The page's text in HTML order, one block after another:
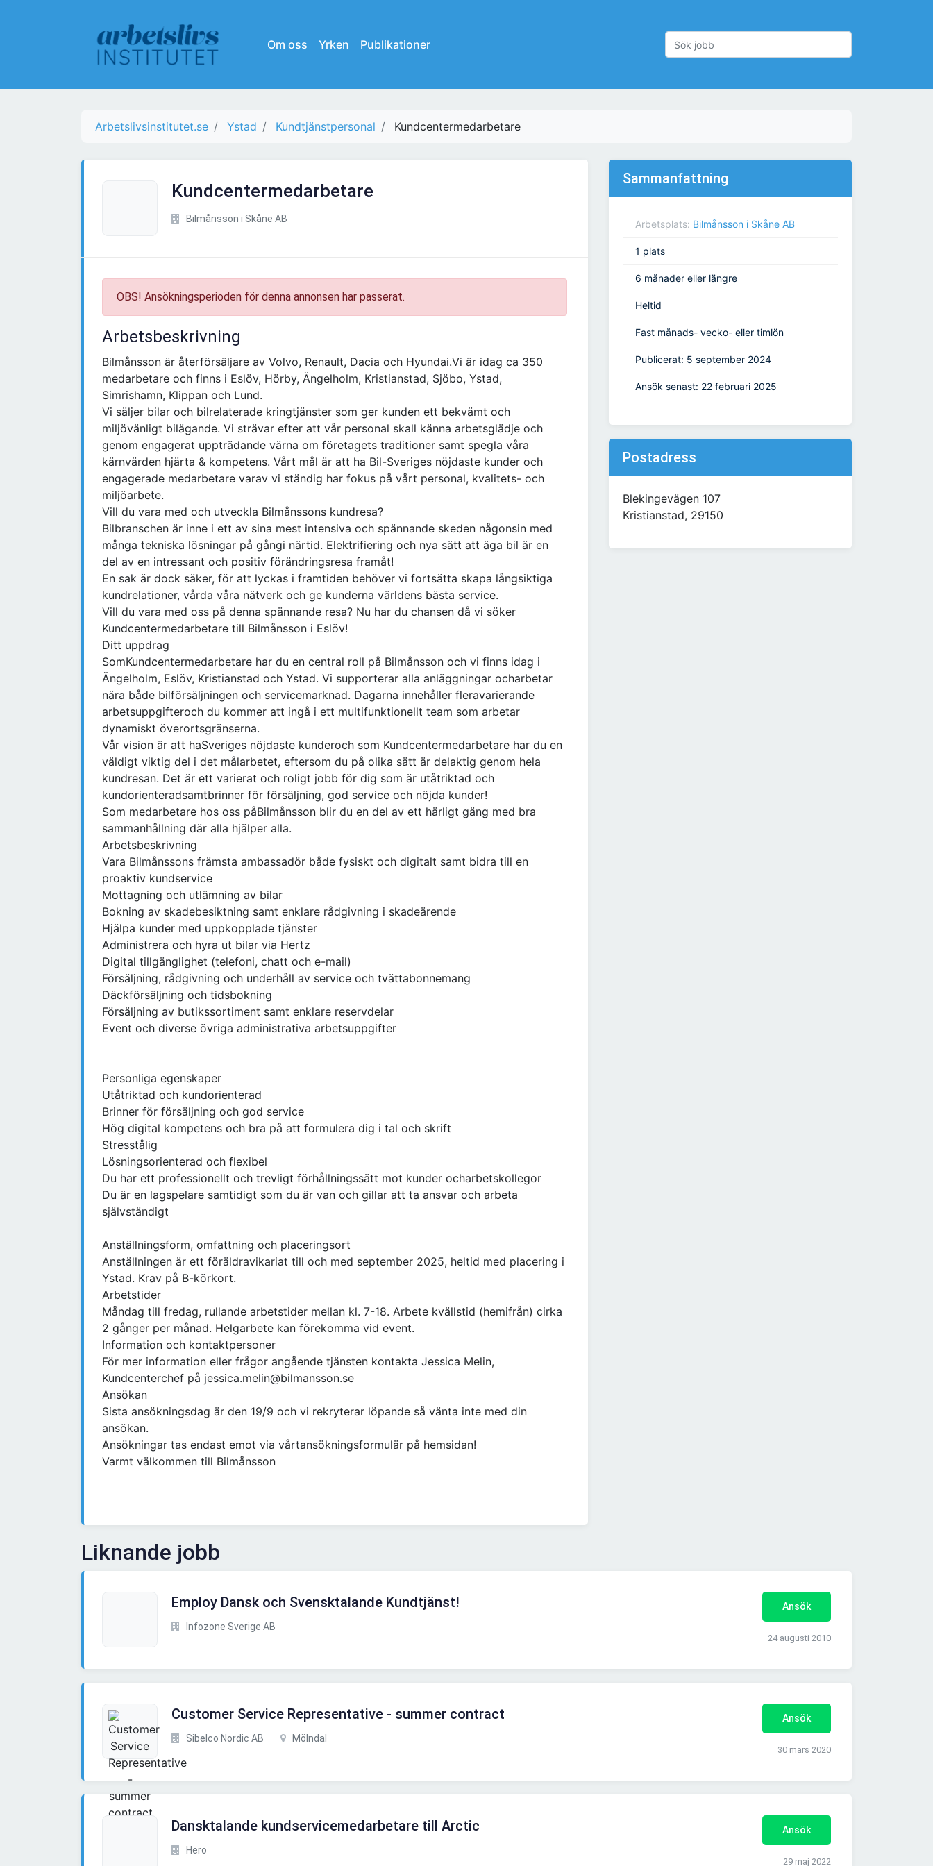
Om oss Yrken Publikationer
Arbetslivsinstitutet.se Ystad Kundtjänstpersonal Kundcentermedarbetare
Kundcentermedarbetare
Bilmånsson i Skåne AB
OBS! Ansökningsperioden för denna annonsen har passerat.
Arbetsbeskrivning
Bilmånsson är återförsäljare av Volvo, Renault, Dacia och Hyundai.Vi är idag ca 350
medarbetare och finns i Eslöv, Hörby, Ängelholm, Kristianstad, Sjöbo, Ystad,
Simrishamn, Klippan och Lund.
Vi säljer bilar och bilrelaterade kringtjänster som ger kunden ett bekvämt och
miljövänligt bilägande. Vi strävar efter att vår personal skall känna arbetsglädje och
genom engagerat uppträdande värna om företagets traditioner samt spegla våra
kärnvärden hjärta & kompetens. Vårt mål är att ha Bil-Sveriges nöjdaste kunder och
engagerade medarbetare varav vi ständig har fokus på vårt personal, kvalitets- och
miljöarbete.
Vill du vara med och utveckla Bilmånssons kundresa?
Bilbranschen är inne i ett av sina mest intensiva och spännande skeden någonsin med
många tekniska lösningar på gångi närtid. Elektrifiering och nya sätt att äga bil är en
del av en intressant och positiv förändringsresa framåt!
En sak är dock säker, för att lyckas i framtiden behöver vi fortsätta skapa långsiktiga
kundrelationer, vårda våra nätverk och ge kunderna världens bästa service.
Vill du vara med oss på denna spännande resa? Nu har du chansen då vi söker
Kundcentermedarbetare till Bilmånsson i Eslöv!
Ditt uppdrag
SomKundcentermedarbetare har du en central roll på Bilmånsson och vi finns idag i
Ängelholm, Eslöv, Kristianstad och Ystad. Vi supporterar alla anläggningar ocharbetar
nära både bilförsäljningen och servicemarknad. Dagarna innehåller fleravarierande
arbetsuppgifteroch du kommer att ingå i ett multifunktionellt team som arbetar
dynamiskt överortsgränserna.
Vår vision är att haSveriges nöjdaste kunderoch som Kundcentermedarbetare har du en
väldigt viktig del i det målarbetet, eftersom du på olika sätt är delaktig genom hela
kundresan. Det är ett varierat och roligt jobb för dig som är utåtriktad och
kundorienteradsamtbrinner för försäljning, god service och nöjda kunder!
Som medarbetare hos oss påBilmånsson blir du en del av ett härligt gäng med bra
sammanhållning där alla hjälper alla.
Arbetsbeskrivning
Vara Bilmånssons främsta ambassadör både fysiskt och digitalt samt bidra till en
proaktiv kundservice
Mottagning och utlämning av bilar
Bokning av skadebesiktning samt enklare rådgivning i skadeärende
Hjälpa kunder med uppkopplade tjänster
Administrera och hyra ut bilar via Hertz
Digital tillgänglighet (telefoni, chatt och e-mail)
Försäljning, rådgivning och underhåll av service och tvättabonnemang
Däckförsäljning och tidsbokning
Försäljning av butikssortiment samt enklare reservdelar
Event och diverse övriga administrativa arbetsuppgifter
Personliga egenskaper
Utåtriktad och kundorienterad
Brinner för försäljning och god service
Hög digital kompetens och bra på att formulera dig i tal och skrift
Stresstålig
Lösningsorienterad och flexibel
Du har ett professionellt och trevligt förhållningssätt mot kunder ocharbetskollegor
Du är en lagspelare samtidigt som du är van och gillar att ta ansvar och arbeta
självständigt
Anställningsform, omfattning och placeringsort
Anställningen är ett föräldravikariat till och med september 2025, heltid med placering i
Ystad. Krav på B-körkort.
Arbetstider
Måndag till fredag, rullande arbetstider mellan kl. 7-18. Arbete kvällstid (hemifrån) cirka
2 gånger per månad. Helgarbete kan förekomma vid event.
Information och kontaktpersoner
För mer information eller frågor angående tjänsten kontakta Jessica Melin,
Kundcenterchef på jessica.melin@bilmansson.se
Ansökan
Sista ansökningsdag är den 19/9 och vi rekryterar löpande så vänta inte med din
ansökan.
Ansökningar tas endast emot via vårtansökningsformulär på hemsidan!
Varmt välkommen till Bilmånsson
Sammanfattning
Arbetsplats: Bilmånsson i Skåne AB
1 plats
6 månader eller längre
Heltid
Fast månads- vecko- eller timlön
Publicerat: 5 september 2024
Ansök senast: 22 februari 2025
Postadress
Blekingevägen 107
Kristianstad, 29150
Liknande jobb
Employ Dansk och Svensktalande Kundtjänst!
Infozone Sverige AB
Ansök
24 augusti 2010
Customer Service Representative - summer contract
Sibelco Nordic AB Mölndal
Ansök
30 mars 2020
Dansktalande kundservicemedarbetare till Arctic
Hero
Ansök
29 maj 2022